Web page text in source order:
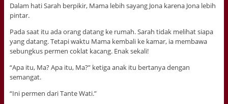
Dalam hati Sarah berpikir, Mama lebih sayang Jona karena Jona lebih
pintar.
Pada saat itu ada orang datang ke rumah. Sarah tidak melihat siapa
yang datang. Tetapi waktu Mama kembali ke kamar, ia membawa
sebungkus permen coklat kacang. Enak sekali!
“Apa itu, Ma? Apa itu, Ma?” ketiga anak itu bertanya dengan
semangat.
“Ini permen dari Tante Wati.”